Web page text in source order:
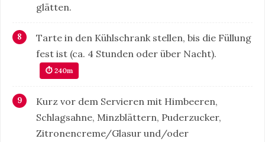
glätten.
Tarte in den Kühlschrank stellen, bis die Füllung
fest ist (ca. 4 Stunden oder über Nacht).
⏱ 240m
Kurz vor dem Servieren mit Himbeeren,
Schlagsahne, Minzblättern, Puderzucker,
Zitronencreme/Glasur und/oder